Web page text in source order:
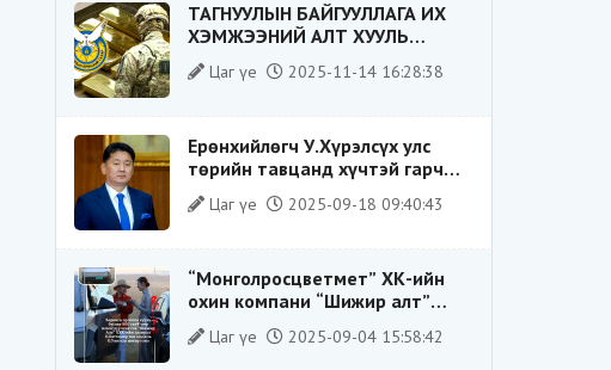
ТАГНУУЛЫН БАЙГУУЛЛАГА ИХ
ХЭМЖЭЭНИЙ АЛТ ХУУЛЬ
БУСААР ХИЛЭЭР ГАРГАХ ГЭЖ
БАЙСАН ҮЙЛДЛИЙГ ТАСЛАН
Цаг үе 2025-11-14 16:28:38
Ерөнхийлөгч У.Хүрэлсүх улс
төрийн тавцанд хүчтэй гарч
ирэхдээ өөрийгөө шударга
ёсны төлөө тэмцэгч, “хуучин
таниулсан.
Цаг үе 2025-09-18 09:40:43
“Монголросцветмет” ХК-ийн
охин компани “Шижир алт”
ХХК-ийн Гүйцэтгэх захирлаар
ажиллаж байсан О.Баттөмөрт
Цаг үе 2025-09-04 15:58:42